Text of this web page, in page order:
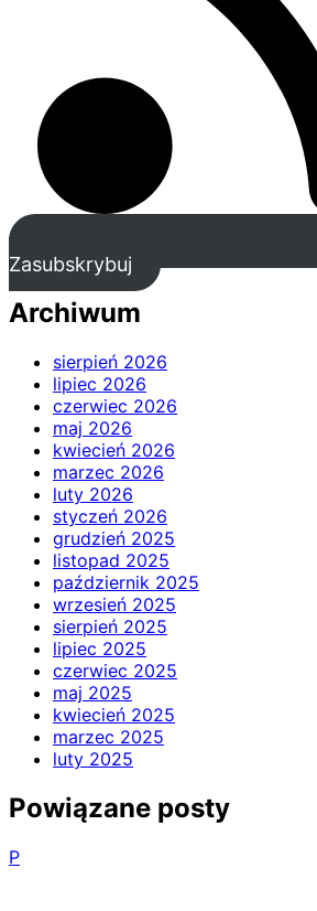
Zasubskrybuj
Archiwum
sierpień 2026
lipiec 2026
czerwiec 2026
maj 2026
kwiecień 2026
marzec 2026
luty 2026
styczeń 2026
grudzień 2025
listopad 2025
październik 2025
wrzesień 2025
sierpień 2025
lipiec 2025
czerwiec 2025
maj 2025
kwiecień 2025
marzec 2025
luty 2025
Powiązane posty
P